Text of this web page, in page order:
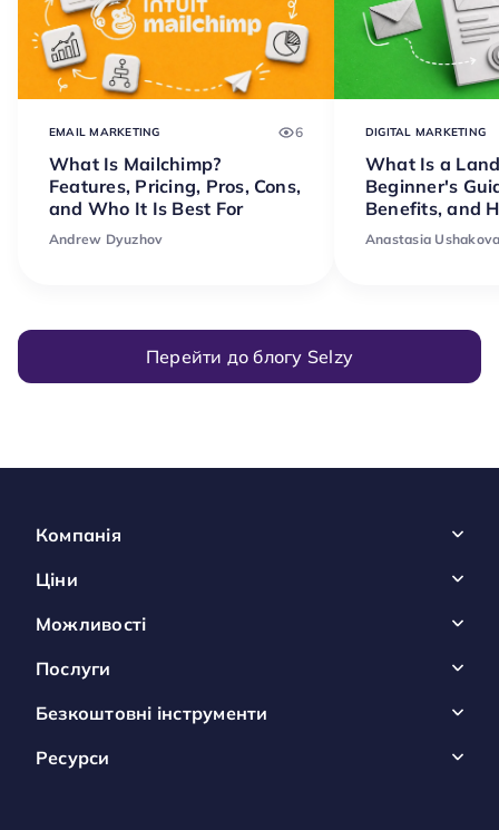
EMAIL MARKETING 6
What Is Mailchimp?
Features, Pricing, Pros, Cons,
and Who It Is Best For
Andrew Dyuzhov
DIGITAL MARKETING
What Is a
Beginner's
Benefits, and
Anastasia
Перейти до блогу Selzy
Компанія
Ціни
Можливості
Послуги
Безкоштовні інструменти
Ресурси